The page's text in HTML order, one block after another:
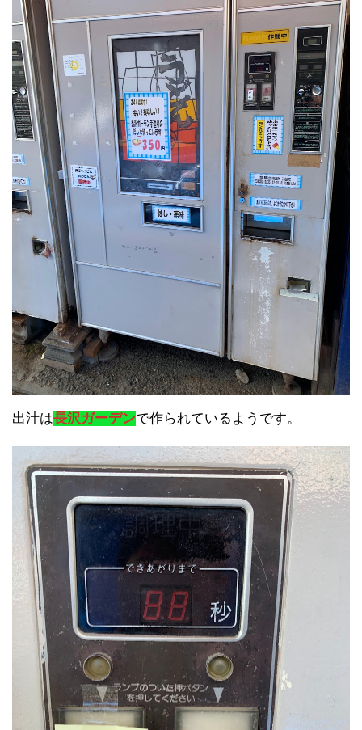
出汁は長沢ガーデンで作られているようです。